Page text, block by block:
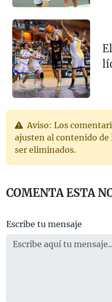
Aviso: Los
ajusten al contenido
ser eliminados.
COMENTA ESTA
Escribe tu mensaje